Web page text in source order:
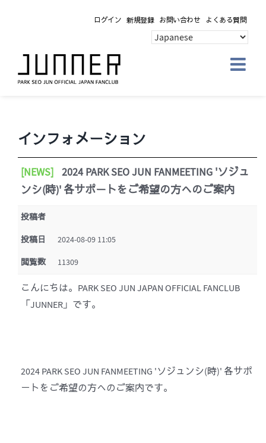
ログイン 新規登録 お問い合わせ よくある質問
インフォメーション
[NEWS]
2024 PARK SEO JUN FANMEETING 'ソジュ
ンシ(時)' 各サポートをご希望の方へのご案内
投稿者
投稿日 2024-08-09 11:05
閲覧数 11309
こんにちは。PARK SEO JUN JAPAN OFFICIAL FANCLUB
「JUNNER」です。
2024 PARK SEO JUN FANMEETING 'ソジュンシ(時)' 各サポ
ートをご希望の方へのご案内です。